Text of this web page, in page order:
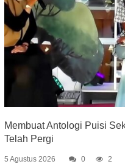
Membuat Antologi Puisi
Telah Pergi
5 Agustus 2026 0 2